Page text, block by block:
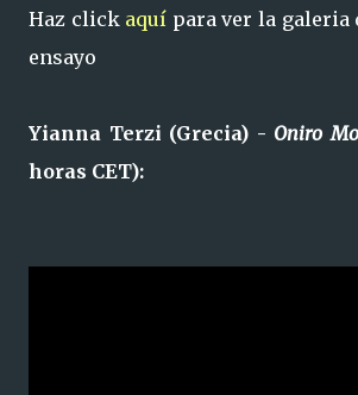
Haz click aquí para ver la galeria
ensayo
Yianna Terzi (Grecia) - Oniro
horas CET):